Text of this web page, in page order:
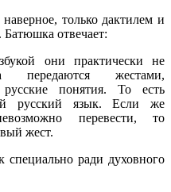
только дактилем и
отвечает:
они практически не
передаются жестами,
понятия. То есть
русский язык. Если же
перевести, то
жест.
ради духовного